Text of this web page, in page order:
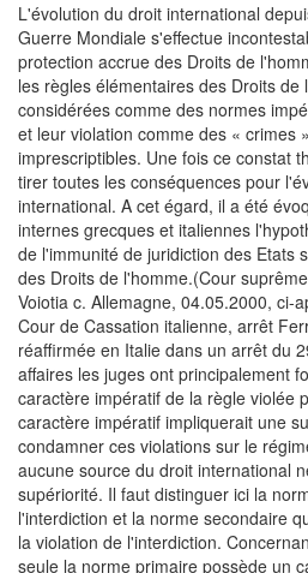
L'évolution du droit international
Guerre Mondiale s'effectue
protection accrue des Droits de
les règles élémentaires des Droits
considérées comme des normes
et leur violation comme des « crimes
imprescriptibles. Une fois ce constat
tirer toutes les conséquences pour
international. A cet égard, il a été
internes grecques et italiennes
de l'immunité de juridiction des Etats
des Droits de l'homme.(Cour
Voiotia c. Allemagne, 04.05.2000, ci-
Cour de Cassation italienne, arrêt
réaffirmée en Italie dans un arrêt du
affaires les juges ont principalement
caractère impératif de la règle violée
caractère impératif impliquerait une
condamner ces violations sur le
aucune source du droit international
supériorité. Il faut distinguer ici la
l'interdiction et la norme secondaire
la violation de l'interdiction.
seule la norme primaire possède un